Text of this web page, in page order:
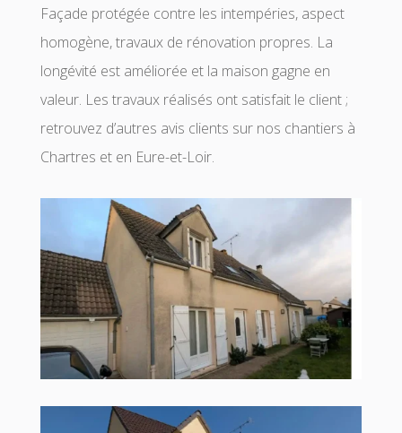
Façade protégée contre les intempéries, aspect
homogène, travaux de rénovation propres. La
longévité est améliorée et la maison gagne en
valeur. Les travaux réalisés ont satisfait le client ;
retrouvez d’autres avis clients sur nos chantiers à
Chartres et en Eure-et-Loir.